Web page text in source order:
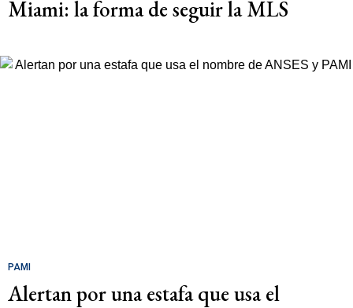
Miami: la forma de seguir la MLS
PAMI
Alertan por una estafa que usa el